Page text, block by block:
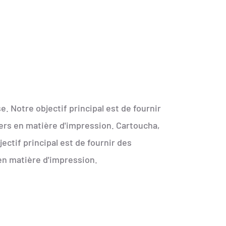
Notre objectif principal est de fournir
en matière d'impression. Cartoucha,
principal est de fournir des
matière d'impression.